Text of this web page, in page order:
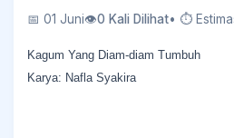
📅 01 Juni👁0 Kali Dilihat• ⏱
Kagum Yang Diam-diam Tumbuh
Karya: Nafla Syakira